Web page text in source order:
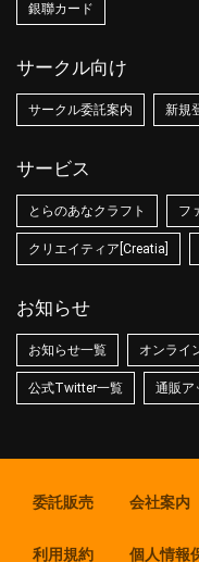
銀聯カード
サークル向け
サークル委託案内 新規
サービス
とらのあなクラフト フ
クリエイティア[Creatia]
お知らせ
お知らせ一覧 オンライ
公式Twitter一覧 通販ア
委託販売 会社案内
利用規約 個人情報